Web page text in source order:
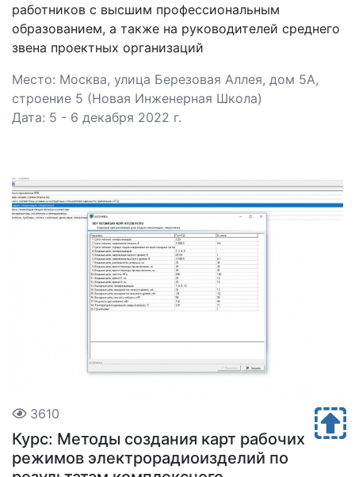
работников с высшим профессиональным
образованием, а также на руководителей среднего
звена проектных организаций
Место: Москва, улица Березовая Аллея, дом 5А,
строение 5 (Новая Инженерная Школа)
Дата: 5 - 6 декабря 2022 г.
3610
Курс: Методы создания карт рабочих
режимов электрорадиоизделий по